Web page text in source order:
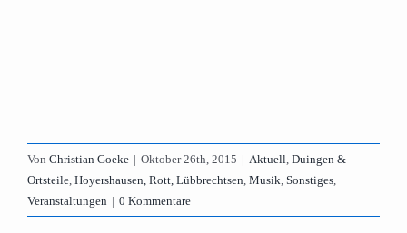
Von Christian Goeke | Oktober 26th, 2015 | Aktuell, Duingen &
Ortsteile, Hoyershausen, Rott, Lübbrechtsen, Musik, Sonstiges,
Veranstaltungen | 0 Kommentare